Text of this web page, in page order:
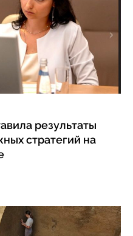
результаты
стратегий на